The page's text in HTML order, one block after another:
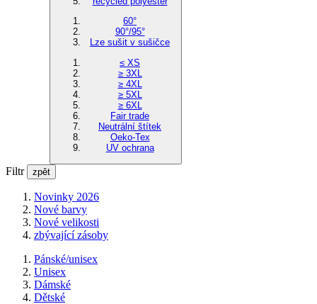
60°
90°/95°
Lze sušit v sušičce
≤ XS
≥ 3XL
≥ 4XL
≥ 5XL
≥ 6XL
Fair trade
Neutrální štítek
Oeko-Tex
UV ochrana
Filtr zpět
Novinky 2026
Nové barvy
Nové velikosti
zbývající zásoby
Pánské/unisex
Unisex
Dámské
Dětské